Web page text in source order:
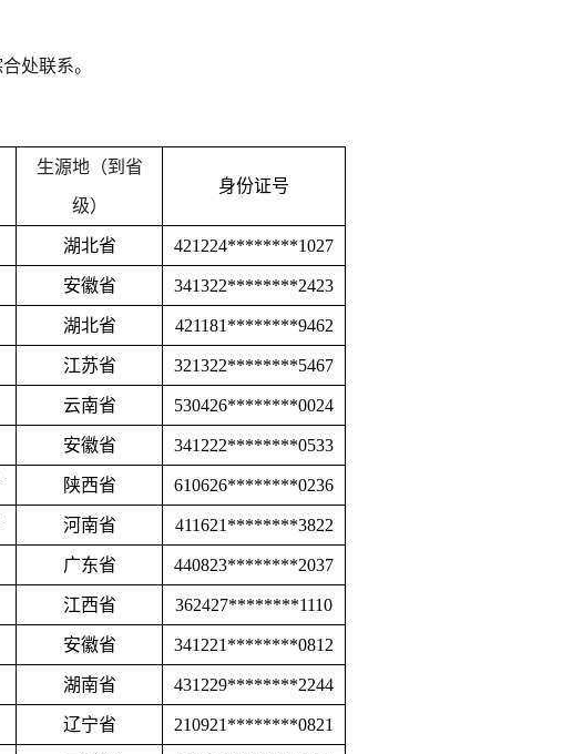
处联系。
生源地（到省
级）
身份证号
湖北省 421224********1027
安徽省 341322********2423
湖北省 421181********9462
江苏省 321322********5467
云南省 530426********0024
安徽省 341222********0533
陕西省 610626********0236
河南省 411621********3822
广东省 440823********2037
江西省 362427********1110
安徽省 341221********0812
湖南省 431229********2244
辽宁省 210921********0821